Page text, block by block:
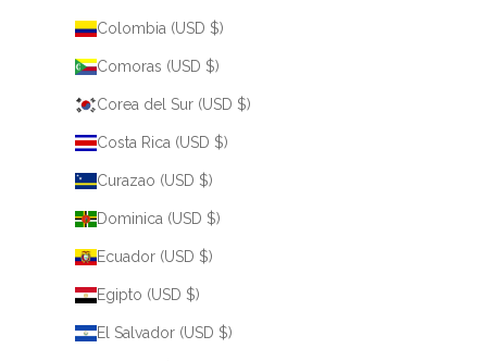
Colombia (USD $)
Comoras (USD $)
Corea del Sur (USD $)
Costa Rica (USD $)
Curazao (USD $)
Dominica (USD $)
Ecuador (USD $)
Egipto (USD $)
El Salvador (USD $)